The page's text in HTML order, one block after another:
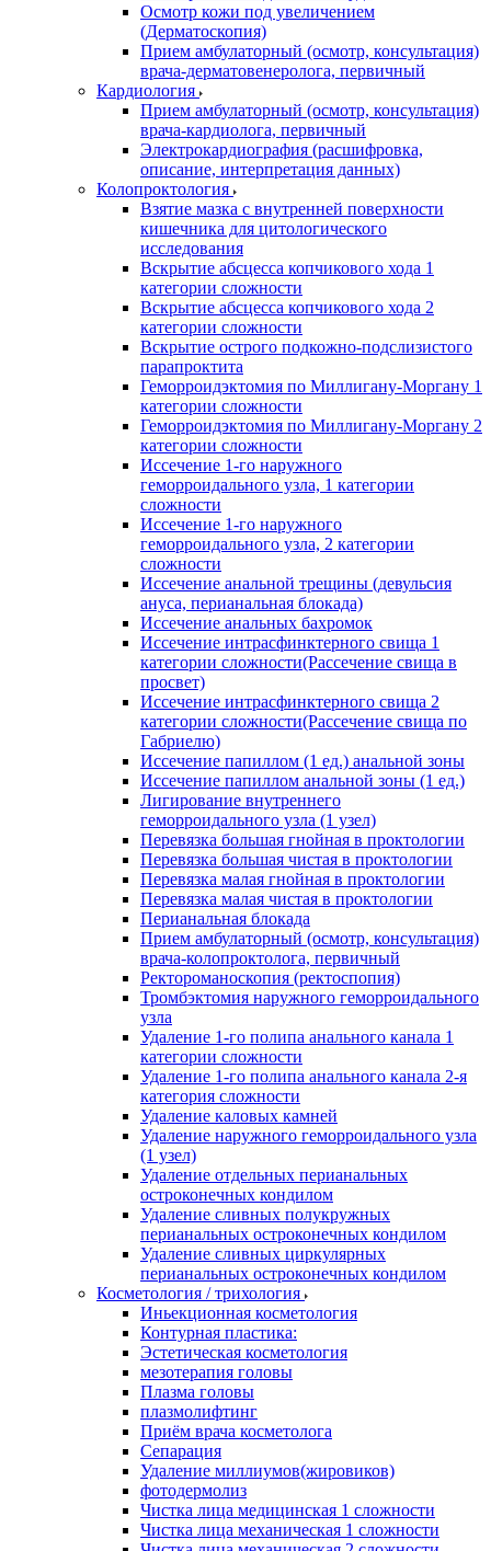
Осмотр кожи под увеличением
(Дерматоскопия)
Прием амбулаторный (осмотр, консультация)
врача-дерматовенеролога, первичный
Кардиология
Прием амбулаторный (осмотр, консультация)
врача-кардиолога, первичный
Электрокардиография (расшифровка,
описание, интерпретация данных)
Колопроктология
Взятие мазка с внутренней поверхности
кишечника для цитологического
исследования
Вскрытие абсцесса копчикового хода 1
категории сложности
Вскрытие абсцесса копчикового хода 2
категории сложности
Вскрытие острого подкожно-подслизистого
парапроктита
Геморроидэктомия по Миллигану-Моргану 1
категории сложности
Геморроидэктомия по Миллигану-Моргану 2
категории сложности
Иссечение 1-го наружного
геморроидального узла, 1 категории
сложности
Иссечение 1-го наружного
геморроидального узла, 2 категории
сложности
Иссечение анальной трещины (девульсия
ануса, перианальная блокада)
Иссечение анальных бахромок
Иссечение интрасфинктерного свища 1
категории сложности(Рассечение свища в
просвет)
Иссечение интрасфинктерного свища 2
категории сложности(Рассечение свища по
Габриелю)
Иссечение папиллом (1 ед.) анальной зоны
Иссечение папиллом анальной зоны (1 ед.)
Лигирование внутреннего
геморроидального узла (1 узел)
Перевязка большая гнойная в проктологии
Перевязка большая чистая в проктологии
Перевязка малая гнойная в проктологии
Перевязка малая чистая в проктологии
Перианальная блокада
Прием амбулаторный (осмотр, консультация)
врача-колопроктолога, первичный
Ректороманоскопия (ректоспопия)
Тромбэктомия наружного геморроидального
узла
Удаление 1-го полипа анального канала 1
категории сложности
Удаление 1-го полипа анального канала 2-я
категория сложности
Удаление каловых камней
Удаление наружного геморроидального узла
(1 узел)
Удаление отдельных перианальных
остроконечных кондилом
Удаление сливных полукружных
перианальных остроконечных кондилом
Удаление сливных циркулярных
перианальных остроконечных кондилом
Косметология / трихология
Иньекционная косметология
Контурная пластика:
Эстетическая косметология
мезотерапия головы
Плазма головы
плазмолифтинг
Приём врача косметолога
Сепарация
Удаление миллиумов(жировиков)
фотодермолиз
Чистка лица медицинская 1 сложности
Чистка лица механическая 1 сложности